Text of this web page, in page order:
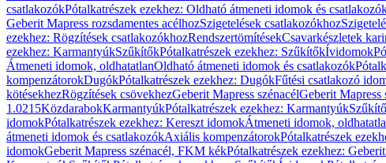
csatlakozókPótalkatrészek ezekhez: Oldható átmeneti idomok és
Geberit Mapress rozsdamentes acélhozSzigetelések csatlakozókhoz
ezekhez: Rögzítések csatlakozókhozRendszertömítésekCsavarkészletek
ezekhez: KarmantyúkSzűkítőkPótalkatrészek ezekhez: SzűkítőkÍvidomok
Átmeneti idomok, oldhatatlanOldható átmeneti idomok és csatlakozók
kompenzátorokDugókPótalkatrészek ezekhez: DugókFűtési csatlakozó
kötésekhezRögzítések csövekhezGeberit Mapress szénacélGeberit Mapress
1.0215KözdarabokKarmantyúkPótalkatrészek ezekhez: Karmantyúk
idomokPótalkatrészek ezekhez: Kereszt idomokÁtmeneti idomok,
átmeneti idomok és csatlakozókAxiális kompenzátorokPótalkatrészek
idomokGeberit Mapress szénacél, FKM kékPótalkatrészek ezekhez: